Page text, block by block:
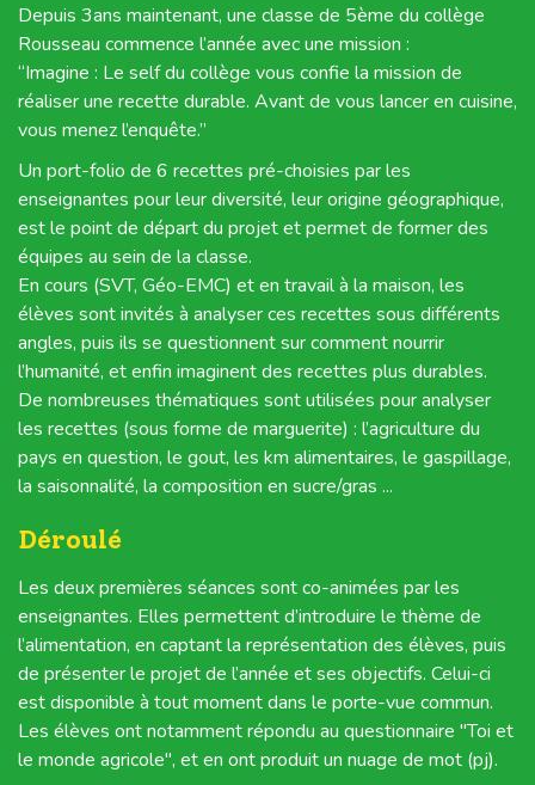
Depuis 3ans maintenant, une classe de 5ème du collège
Rousseau commence l’année avec une mission :
“Imagine : Le self du collège vous confie la mission de
réaliser une recette durable. Avant de vous lancer en cuisine,
vous menez l’enquête.”
Un port-folio de 6 recettes pré-choisies par les
enseignantes pour leur diversité, leur origine géographique,
est le point de départ du projet et permet de former des
équipes au sein de la classe.
En cours (SVT, Géo-EMC) et en travail à la maison, les
élèves sont invités à analyser ces recettes sous différents
angles, puis ils se questionnent sur comment nourrir
l’humanité, et enfin imaginent des recettes plus durables.
De nombreuses thématiques sont utilisées pour analyser
les recettes (sous forme de marguerite) : l’agriculture du
pays en question, le gout, les km alimentaires, le gaspillage,
la saisonnalité, la composition en sucre/gras ...
Déroulé
Les deux premières séances sont co-animées par les
enseignantes. Elles permettent d’introduire le thème de
l’alimentation, en captant la représentation des élèves, puis
de présenter le projet de l’année et ses objectifs. Celui-ci
est disponible à tout moment dans le porte-vue commun.
Les élèves ont notamment répondu au questionnaire "Toi et
le monde agricole", et en ont produit un nuage de mot (pj).